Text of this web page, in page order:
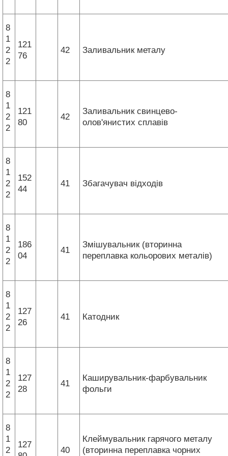
8
1
2
2
121
76
42 Заливальник металу
8
1
2
2
121
80
42
Заливальник свинцево-
олов'янистих сплавів
8
1
2
2
152
44
41 Збагачувач відходів
8
1
2
2
186
04
41
Змішувальник (вторинна
переплавка кольорових металів)
8
1
2
2
127
26
41 Катодник
8
1
2
2
127
28
41
Каширувальник-фарбувальник
фольги
8
1
2
127
40
Клеймувальник гарячого металу
(вторинна переплавка чорних